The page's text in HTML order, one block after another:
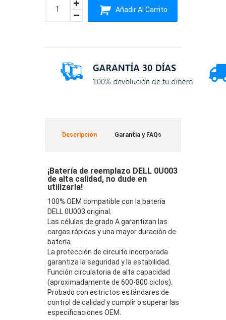
Añadir Al Carrito
Descripción Garantía y FAQs
¡Batería de reemplazo DELL 0U003
de alta calidad, no dude en
utilizarla!
100% OEM compatible con la batería
DELL 0U003 original.
Las células de grado A garantizan las
cargas rápidas y una mayor duración de
batería.
La protección de circuito incorporada
garantiza la seguridad y la estabilidad.
Función circulatoria de alta capacidad
(aproximadamente de 600-800 ciclos).
Probado con estrictos estándares de
control de calidad y cumplir o superar las
especificaciones OEM.